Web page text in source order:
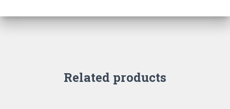
Related products